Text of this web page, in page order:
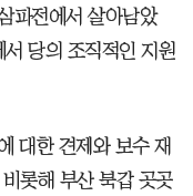
파전에서 살아남았
당의 조직적인 지원
대한 견제와 보수 재
롯해 부산 북갑 곳곳